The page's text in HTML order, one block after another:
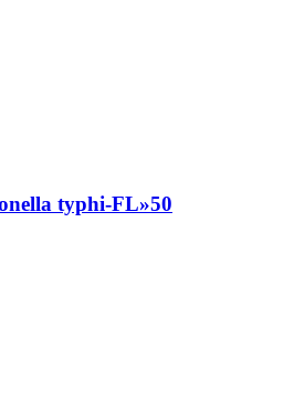
typhi-FL»50